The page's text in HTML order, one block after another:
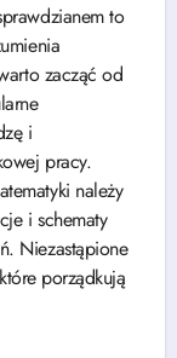
zacząć od
i
pracy.
należy
i schematy
Niezastąpione
porządkują